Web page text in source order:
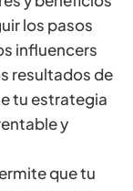
los pasos
influencers
resultados de
tu estrategia
y
que tu